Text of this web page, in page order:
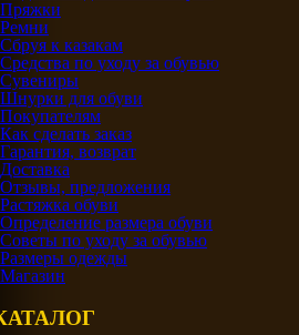
Пряжки
Ремни
Сбруя к казакам
Средства по уходу за обувью
Сувениры
Шнурки для обуви
Покупателям
Как сделать заказ
Гарантия, возврат
Доставка
Отзывы, предложения
Растяжка обуви
Определение размера обуви
Советы по уходу за обувью
Размеры одежды
Магазин